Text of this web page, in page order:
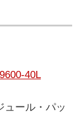
40L
ュール・パッ